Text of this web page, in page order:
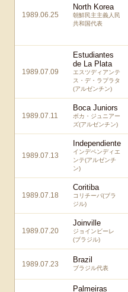
1989.06.25
North Korea
朝鮮民主主義人民
共和国代表
1989.07.09
Estudiantes
de La Plata
エスツディアンテ
ス・デ・ラプラタ
(アルゼンチン)
1989.07.11
Boca Juniors
ボカ・ジュニアー
ズ(アルゼンチン)
1989.07.13
Independiente
インデペンディエ
ンテ(アルゼンチ
ン)
1989.07.18
Coritiba
コリチーバ(ブラ
ジル)
1989.07.20
Joinville
ジョインビーレ
(ブラジル)
1989.07.23 Brazil
ブラジル代表
Palmeiras